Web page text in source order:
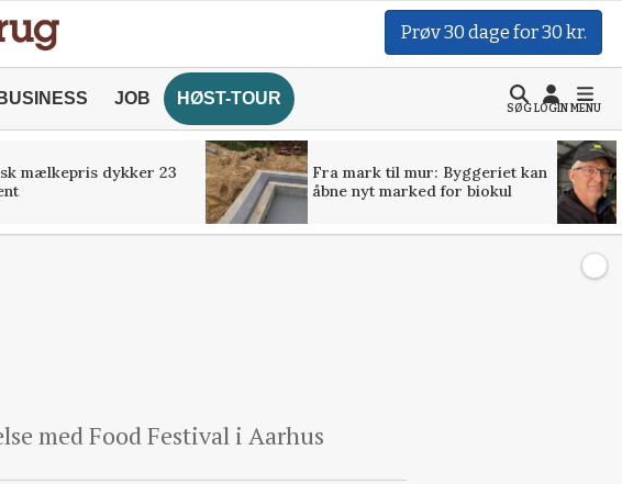
Prøv 30 dage for 30 kr.
BUSINESS JOB HØST-TOUR
SØGLOGINMENU
mælkepris dykker 23
Fra mark til mur: Byggeriet kan
åbne nyt marked for biokul
med Food Festival i Aarhus